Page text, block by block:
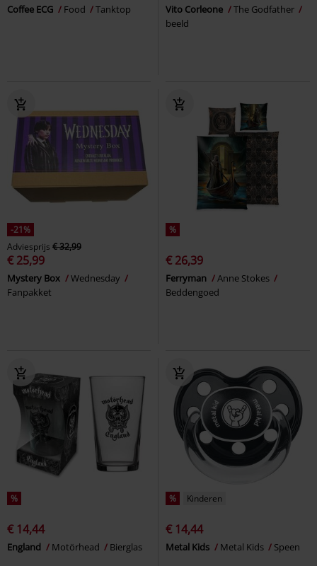
Coffee ECG Food Tanktop Vito Corleone
The Godfather
beeld
-21%
Adviesprijs € 32,99
€ 25,99
Mystery Box
Wednesday
Fanpakket
%
€ 26,39
Ferryman
Anne Stokes
Beddengoed
%
€ 14,44
England Motörhead Bierglas
% Kinderen
€ 14,44
Metal Kids Metal Kids Speen